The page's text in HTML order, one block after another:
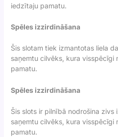
iedzītaju pamatu.
Spēles izzirdināšana
Šis slotam tiek izmantotas liela
saņemtu cilvēks, kura visspēcīgi
pamatu.
Spēles izzirdināšana
Šis slots ir pilnībā nodrošina zivs
saņemtu cilvēks, kura visspēcīgi
pamatu.